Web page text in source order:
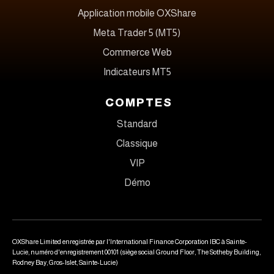
Application mobile OXShare
Meta Trader 5 (MT5)
Commerce Web
Indicateurs MT5
COMPTES
Standard
Classique
VIP
Démo
OXShare Limited enregistrée par l'International Finance Corporation IBC à Sainte-
Lucie, numéro d'enregistrement 00101 (siège social Ground Floor, The Sotheby Building,
Rodney Bay, Gros-Islet, Sainte-Lucie)